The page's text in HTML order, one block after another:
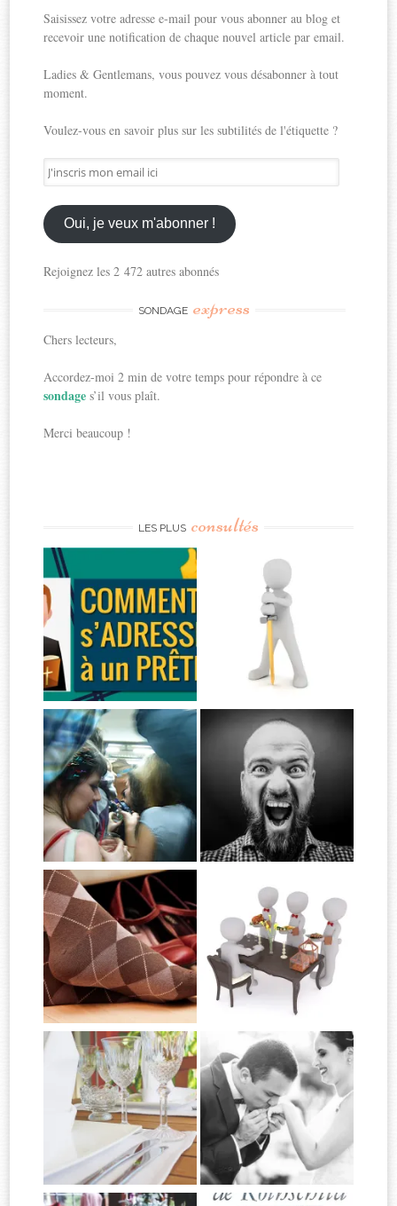
Saisissez votre adresse e-mail pour vous abonner au blog et
recevoir une notification de chaque nouvel article par email.
Ladies & Gentlemans, vous pouvez vous désabonner à tout
moment.
Voulez-vous en savoir plus sur les subtilités de l'étiquette ?
J'inscris
mon
email
ici
Oui, je veux m'abonner !
Rejoignez les 2 472 autres abonnés
SONDAGE express
Chers lecteurs,
Accordez-moi 2 min de votre temps pour répondre à ce
sondages’il vous plaît.
Merci beaucoup !
LES PLUS consultés